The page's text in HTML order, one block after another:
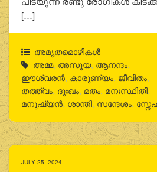
[…]
അമൃതമൊഴികള്‍
അമ്മ, അസൂയ, ആനന്ദം,
ഈശ്വരന്‍, കാരുണ്യം, ജീവിതം,
തത്ത്വം, ദുഃഖം, മതം, മനഃസ്ഥിതി,
മനുഷ്യന്‍, ശാന്തി, സന്ദേശം,
JULY 25, 2024